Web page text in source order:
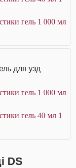
гель 1 000 мл
для узд
гель 1 000 мл
гель 40 мл 1
DS